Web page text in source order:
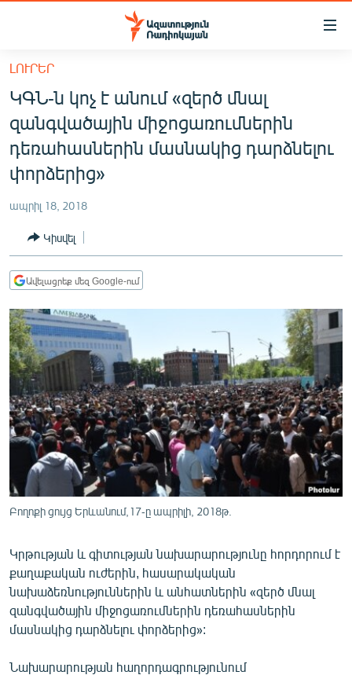
Մատչելիության
հիմնական
բովանդակությանը
Անցնել
հիմնական
մենյուին
Որոնում
ՀԱՅԱՍՏԱՆ
ՔԱՂԱՔԱԿԱՆ
ԸՆՏՐՈՒԹՅՈՒՆՆԵՐ 2026
ՏՆՏԵՍՈՒԹՅՈՒՆ
ՂԱՐԱԲԱՂ
ՊԱՏԵՐԱԶՄԻ 6 ՇԱԲԱԹՆԵՐԸ
ՏԱՐԱԾԱՇՐՋԱՆ
ՄԻՋԱԶԳԱՅԻՆ
ՄՇԱԿՈՒՅԹ
ՍՊՈՐՏ
ՄԵԿՆԱԲԱՆՈՒԹՅՈՒՆ
ՏՏ ԵՒ ԻՆՏԵՐՆԵՏ
ԿՈՐՈՆԱՎԻՐՈՒՍ
ՏԵՍԱՆՅՈՒԹԵՐ
ԲԱՆԱՎԵՃ
ՁԳՏԵԼՈՎ ԼԱՎԱԳՈՒՅՆԻՆ
ԼՈՒՐԵՐ
ԿԳՆ-ն կոչ է անում «զերծ մնալ
զանգվածային միջոցառումներին
դեռահասներին մասնակից դարձնելու
փորձերից»
ապրիլ 18, 2018
Կիսվել
Ավելացրեք մեզ Google-ում
Բողոքի ցույց Երևանում,17-ը ապրիլի, 2018թ.
Կրթության և գիտության նախարարությունը հորդորում է
քաղաքական ուժերին, հասարակական
նախաձեռնություններին և անհատներին «զերծ մնալ
զանգվածային միջոցառումներին դեռահասներին
մասնակից դարձնելու փորձերից»:
Նախարարության հաղորդագրությունում